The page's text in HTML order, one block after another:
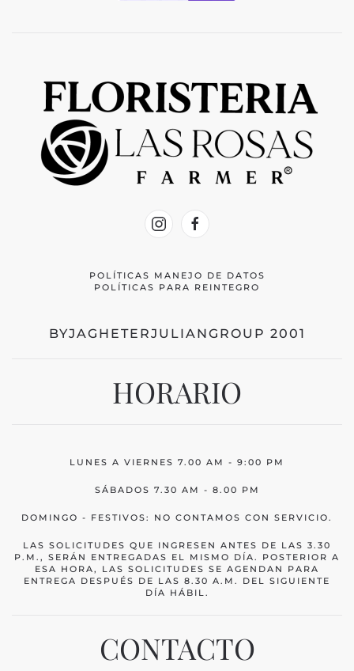
POLÍTICAS MANEJO DE DATOS
POLÍTICAS PARA REINTEGRO
BYJAGHETERJULIANGROUP 2001
HORARIO
LUNES A VIERNES 7.00 AM - 9:00 PM
SÁBADOS 7.30 AM - 8.00 PM
DOMINGO - FESTIVOS: NO CONTAMOS CON SERVICIO.
LAS SOLICITUDES QUE INGRESEN ANTES DE LAS 3.30
P.M., SERÁN ENTREGADAS EL MISMO DÍA. POSTERIOR A
ESA HORA, LAS SOLICITUDES SE AGENDAN PARA
ENTREGA DESPUÉS DE LAS 8.30 A.M. DEL SIGUIENTE
DÍA HÁBIL.
CONTACTO